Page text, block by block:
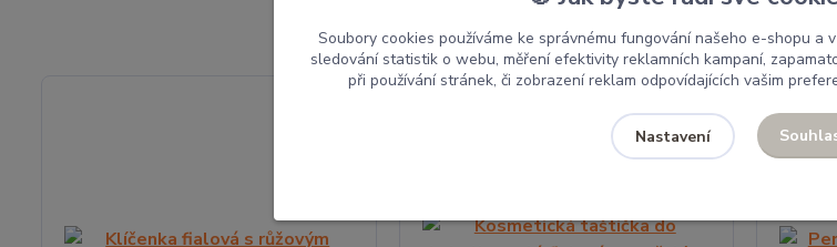
Soubory cookies používáme ke správnému fungování našeho e-shopu a
sledování statistik o webu, měření efektivity reklamních kampaní,
při používání stránek, či zobrazení reklam odpovídajících vašim
Nastavení